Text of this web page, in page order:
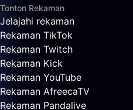
Tonton Rekaman
Jelajahi rekaman
Rekaman TikTok
Rekaman Twitch
Rekaman Kick
Rekaman YouTube
Rekaman AfreecaTV
Rekaman Pandalive